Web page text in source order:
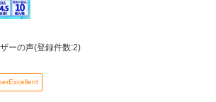
ーの声(登録件数:2)